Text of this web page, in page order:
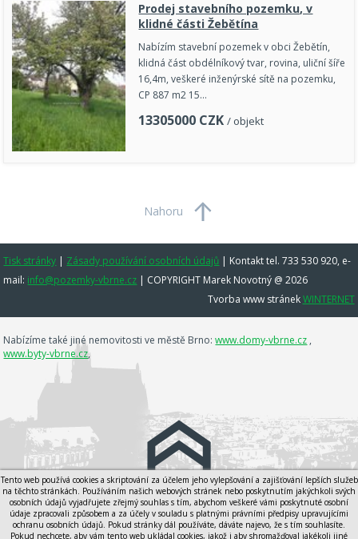
Prodej stavebního pozemku, v
klidné části Žebětína
Nabízím stavební pozemek v obci Žebětín,
klidná část obdélníkový tvar, rovina, uliční šíře
16,4m, veškeré inženýrské sítě na pozemku,
CP 887 m2 15…
13305000 CZK / objekt
Nahoru
Tisk stránky | Zásady používání osobních údajů | Kontakt tel. 733 530 920, e-
mail: info@pozemky-vbrne.cz | COPYRIGHT Marek Novotný @ 2026
Tvorba www stránekWINTERNET
Nabízíme také jiné nemovitosti ve městě Brno:www.domy-vbrne.cz ,
www.byty-vbrne.cz,
Tento web používá cookies a skriptování za účelem jeho vylepšování a zajišťování lepších služeb
na těchto stránkách. Používáním našich webových stránek nebo poskytnutím jakýchkoli svých
osobních údajů vyjadřujete zřejmý souhlas s tím, abychom veškeré vámi poskytnuté osobní
údaje zpracovali způsobem a za účely v souladu s platnými právními předpisy upravujícími
ochranu osobních údajů. Pokud stránky dál používáte, dáváte najevo, že s tím souhlasíte.
Pokud nechcete, aby vám tento web ukládal cookies, jakož i aby shromažďoval jakékoli jiné